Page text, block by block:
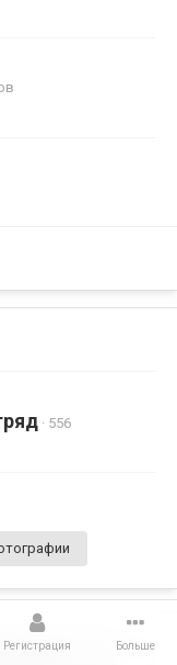
· 556
0
Регистрация Больше